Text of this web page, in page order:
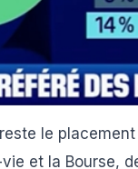
le
et la Bourse,